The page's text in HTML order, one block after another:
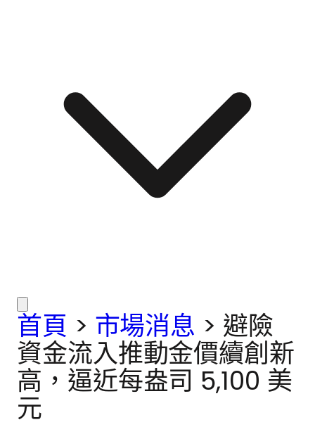
首頁 > 市場消息 > 避險
資金流入推動金價續創新
高，逼近每盎司 5,100 美
元